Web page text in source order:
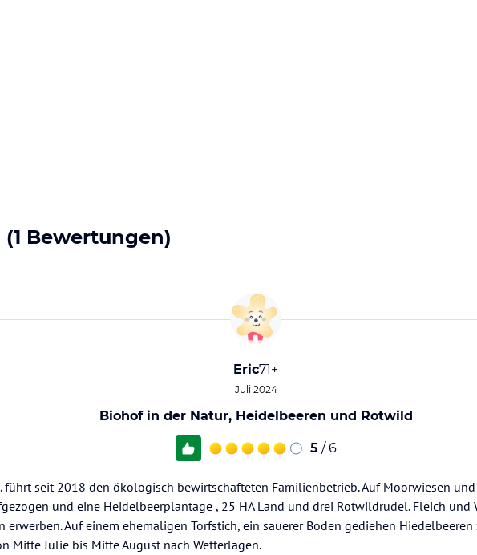
(1 Bewertungen)
Eric71+
Juli 2024
Biohof in der Natur, Heidelbeeren und Rotwild
5 / 6
führt seit 2018 den ökologisch bewirtschafteten Familienbetrieb. Auf Moorwiesen
und eine Heidelbeerplantage , 25 HA Land und drei Rotwildrudel. Fleich und
erwerben. Auf einem ehemaligen Torfstich, ein sauerer Boden gediehen
Mitte Julie bis Mitte August nach Wetterlagen.